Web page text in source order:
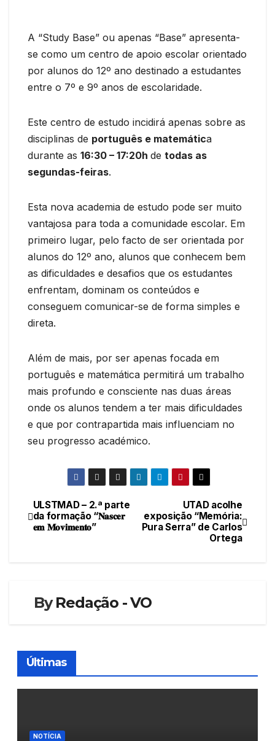
A “Study Base” ou apenas “Base” apresenta-
se como um centro de apoio escolar orientado
por alunos do 12º ano destinado a estudantes
entre o 7º e 9º anos de escolaridade.
Este centro de estudo incidirá apenas sobre as
disciplinas de português e matemática
durante as 16:30 – 17:20h de todas as
segundas-feiras.
Esta nova academia de estudo pode ser muito
vantajosa para toda a comunidade escolar. Em
primeiro lugar, pelo facto de ser orientada por
alunos do 12º ano, alunos que conhecem bem
as dificuldades e desafios que os estudantes
enfrentam, dominam os conteúdos e
conseguem comunicar-se de forma simples e
direta.
Além de mais, por ser apenas focada em
português e matemática permitirá um trabalho
mais profundo e consciente nas duas áreas
onde os alunos tendem a ter mais dificuldades
e que por contrapartida mais influenciam no
seu progresso académico.
Navegação
de
UTAD acolhe
exposição “Memória:
Pura Serra” de Carlos
Ortega
ULSTMAD – 2.ª parte
da formação “𝐍𝐚𝐬𝐜𝐞𝐫
𝐞𝐦 𝐌𝐨𝐯𝐢𝐦𝐞𝐧𝐭𝐨”
ByRedação - VO
Últimas
NOTÍCIA